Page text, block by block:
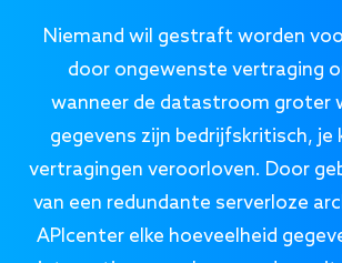
Niemand wil gestraft worden
door ongewenste vertraging
wanneer de datastroom groter
gegevens zijn bedrijfskritisch, je
vertragingen veroorloven. Door
van een redundante serverloze
APIcenter elke hoeveelheid